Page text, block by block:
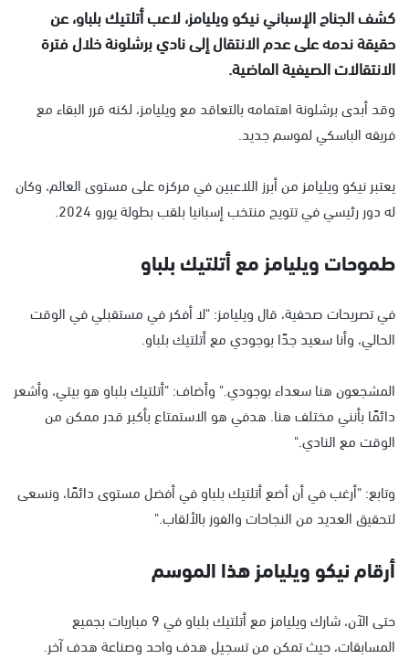
كشف الجناح الإسباني نيكو ويليامز، لاعب أتلتيك بلباو، عن
حقيقة ندمه على عدم الانتقال إلى نادي برشلونة خلال فترة
الانتقالات الصيفية الماضية.
وقد أبدى برشلونة اهتمامه بالتعاقد مع ويليامز، لكنه قرر البقاء مع
فريقه الباسكي لموسم جديد.
يعتبر نيكو ويليامز من أبرز اللاعبين في مركزه على مستوى العالم، وكان
له دور رئيسي في تتويج منتخب إسبانيا بلقب بطولة يورو 2024.
طموحات ويليامز مع أتلتيك بلباو
في تصريحات صحفية، قال ويليامز: "لا أفكر في مستقبلي في الوقت
الحالي، وأنا سعيد جدًا بوجودي مع أتلتيك بلباو.
المشجعون هنا سعداء بوجودي." وأضاف: "أتلتيك بلباو هو بيتي، وأشعر
دائمًا بأنني مختلف هنا. هدفي هو الاستمتاع بأكبر قدر ممكن من
الوقت مع النادي."
وتابع: "أرغب في أن أضع أتلتيك بلباو في أفضل مستوى دائمًا، ونسعى
لتحقيق العديد من النجاحات والفوز بالألقاب."
أرقام نيكو ويليامز هذا الموسم
حتى الآن، شارك ويليامز مع أتلتيك بلباو في 9 مباريات بجميع
المسابقات، حيث تمكن من تسجيل هدف واحد وصناعة هدف آخر.